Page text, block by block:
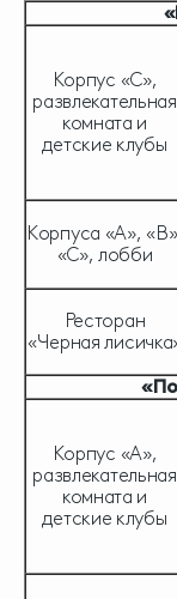
Корпус «С»,
развлекательная
комната и
детские клубы
Корпуса «А»,
«С», лобби
Ресторан
«Черная
Корпус «А»,
развлекательная
комната и
детские клубы